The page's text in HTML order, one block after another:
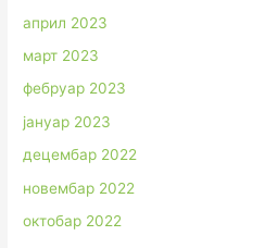
април 2023
март 2023
фебруар 2023
јануар 2023
децембар 2022
новембар 2022
октобар 2022